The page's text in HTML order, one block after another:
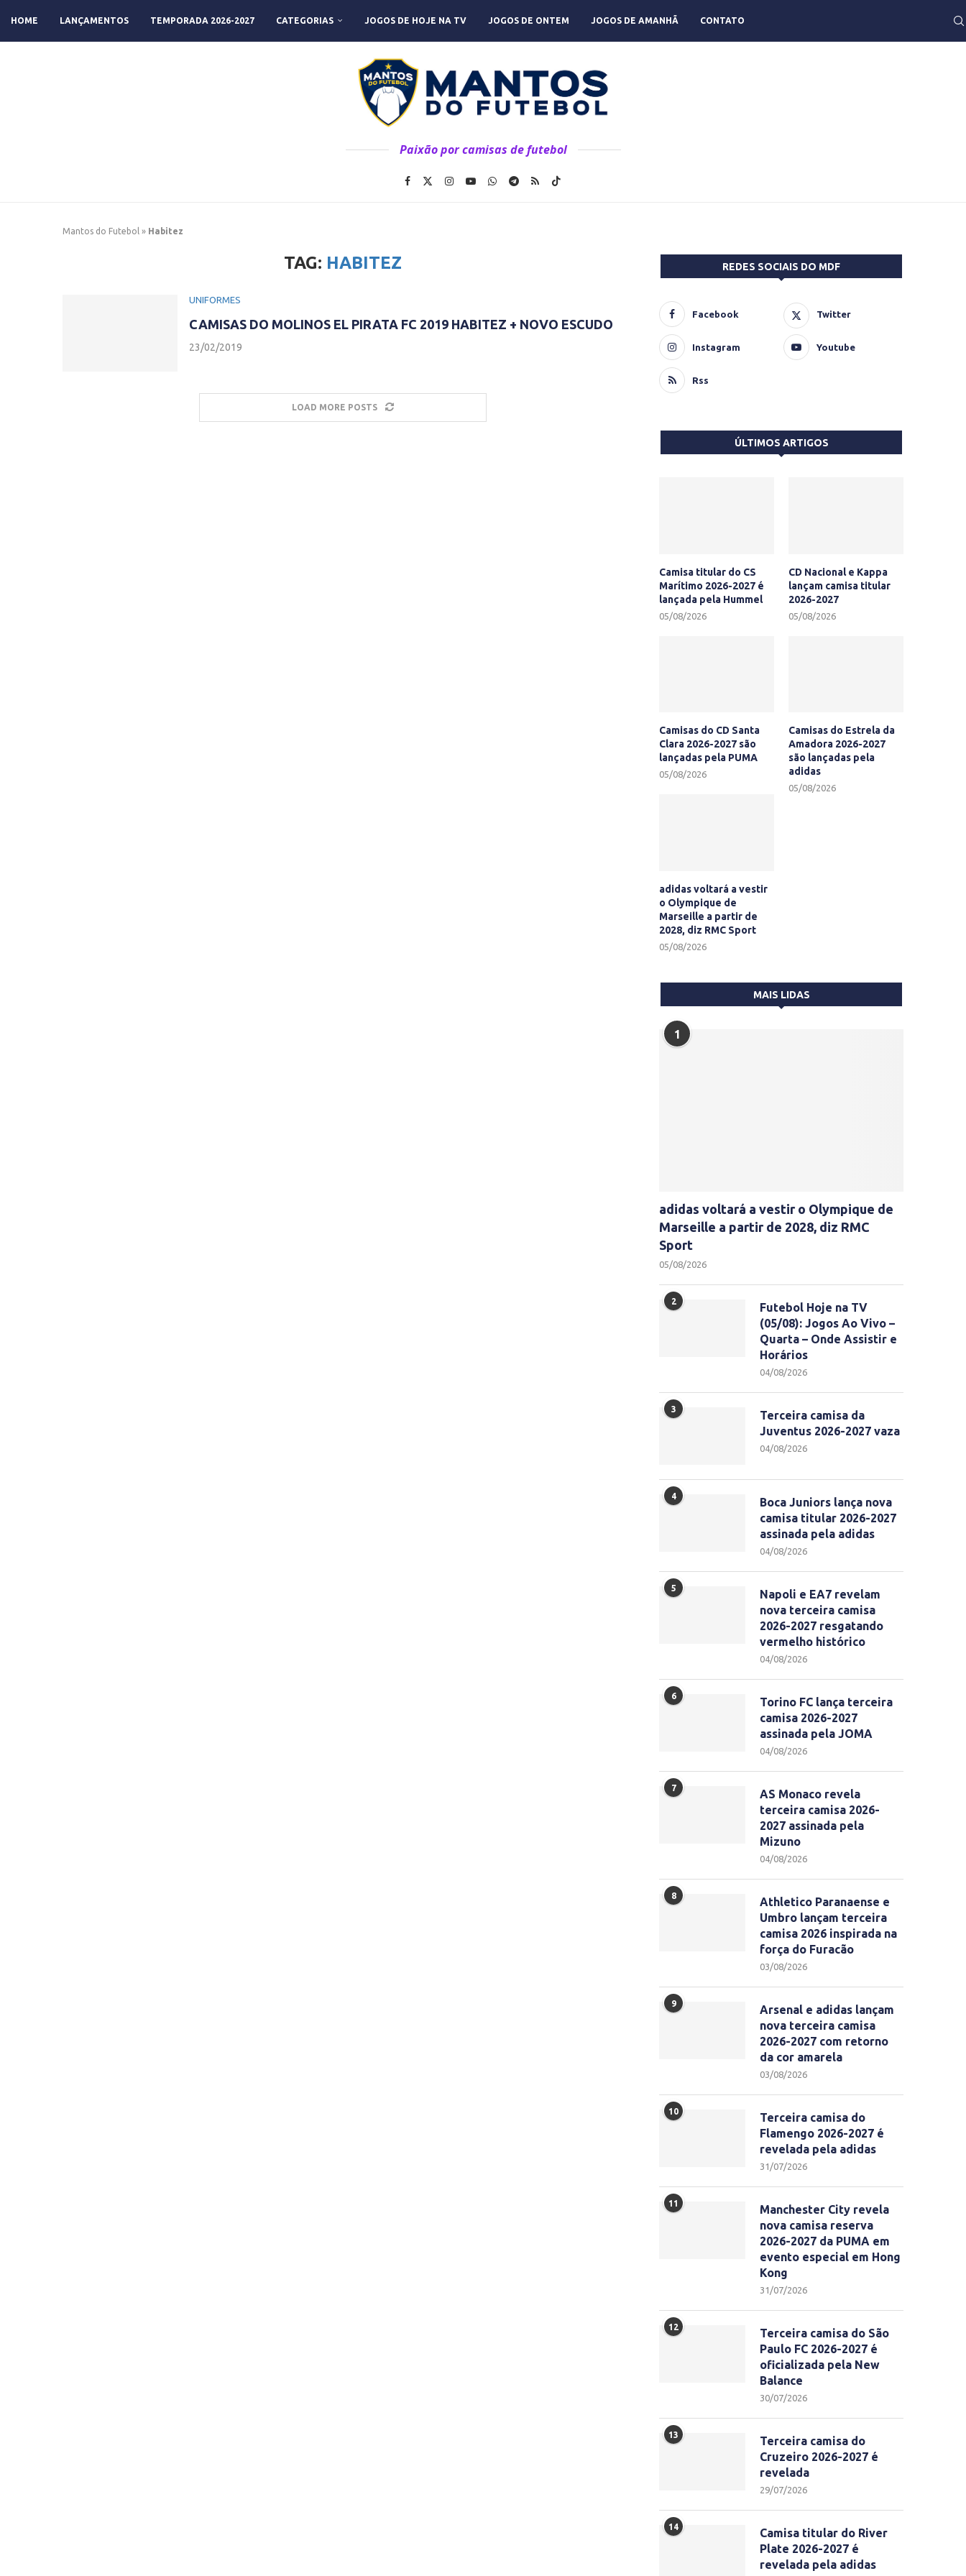
HOME LANÇAMENTOS TEMPORADA 2026-2027 CATEGORIAS JOGOS DE HOJE NA TV JOGOS DE ONTEM JOGOS DE AMANHÃ CONTATO
Paixão por camisas de futebol
Mantos do Futebol » Habitez
TAG: HABITEZ
UNIFORMES
CAMISAS DO MOLINOS EL PIRATA FC 2019 HABITEZ + NOVO ESCUDO
23/02/2019
LOAD MORE POSTS
REDES SOCIAIS DO MDF
Facebook Twitter
Instagram Youtube
Rss
ÚLTIMOS ARTIGOS
Camisa titular do CS
Marítimo 2026-2027 é
lançada pela Hummel
05/08/2026
CD Nacional e Kappa
lançam camisa titular
2026-2027
05/08/2026
Camisas do CD Santa
Clara 2026-2027 são
lançadas pela PUMA
05/08/2026
Camisas do Estrela da
Amadora 2026-2027
são lançadas pela
adidas
05/08/2026
adidas voltará a vestir
o Olympique de
Marseille a partir de
2028, diz RMC Sport
05/08/2026
MAIS LIDAS
1
adidas voltará a vestir o Olympique de
Marseille a partir de 2028, diz RMC
Sport
05/08/2026
2
Futebol Hoje na TV
(05/08): Jogos Ao Vivo –
Quarta – Onde Assistir e
Horários
04/08/2026
3
Terceira camisa da
Juventus 2026-2027 vaza
04/08/2026
4
Boca Juniors lança nova
camisa titular 2026-2027
assinada pela adidas
04/08/2026
5
Napoli e EA7 revelam
nova terceira camisa
2026-2027 resgatando
vermelho histórico
04/08/2026
6
Torino FC lança terceira
camisa 2026-2027
assinada pela JOMA
04/08/2026
7
AS Monaco revela
terceira camisa 2026-
2027 assinada pela
Mizuno
04/08/2026
8
Athletico Paranaense e
Umbro lançam terceira
camisa 2026 inspirada na
força do Furacão
03/08/2026
9
Arsenal e adidas lançam
nova terceira camisa
2026-2027 com retorno
da cor amarela
03/08/2026
10
Terceira camisa do
Flamengo 2026-2027 é
revelada pela adidas
31/07/2026
11
Manchester City revela
nova camisa reserva
2026-2027 da PUMA em
evento especial em Hong
Kong
31/07/2026
12
Terceira camisa do São
Paulo FC 2026-2027 é
oficializada pela New
Balance
30/07/2026
13
Terceira camisa do
Cruzeiro 2026-2027 é
revelada
29/07/2026
14
Camisa titular do River
Plate 2026-2027 é
revelada pela adidas